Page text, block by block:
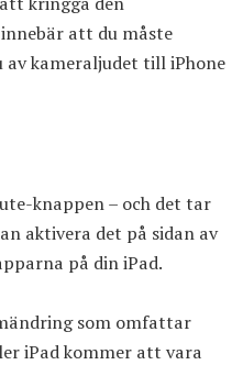
att du måste
av kameraljudet till iPhone
knappen – och det tar
aktivera det på sidan av
på din iPad.
som omfattar
iPad kommer att vara